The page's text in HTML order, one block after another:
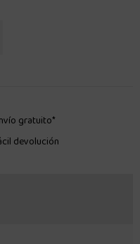
gratuito*
devolución